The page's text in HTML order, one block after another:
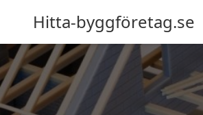
Hitta-byggföretag.se